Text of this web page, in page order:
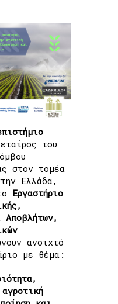
και
Εκπαιδευτικό
Ποιότητα,
Δραστηριότητα,
Μέθοδοι»
του
στον τομέα
Ελλάδα,
Εργαστήριο
Αποβλήτων,
ανοιχτό
με θέμα: